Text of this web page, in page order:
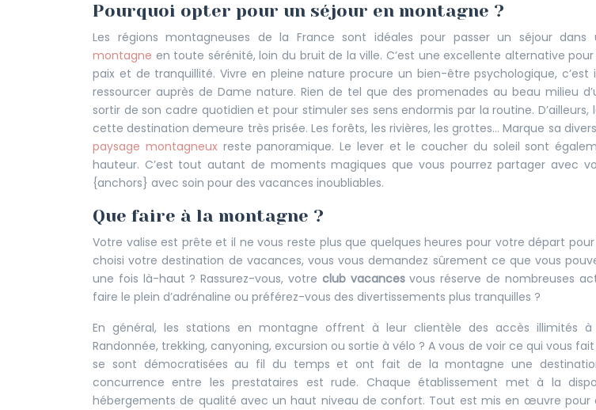
Pourquoi opter pour un séjour en montagne ?
Les régions montagneuses de la France sont idéales pour passer un séjour dans
montagne en toute sérénité, loin du bruit de la ville. C’est une excellente alternative
paix et de tranquillité. Vivre en pleine nature procure un bien-être psychologique, c’est
ressourcer auprès de Dame nature. Rien de tel que des promenades au beau milieu
sortir de son cadre quotidien et pour stimuler ses sens endormis par la routine.
cette destination demeure très prisée. Les forêts, les rivières, les grottes… Marque sa
paysage montagneuxreste panoramique. Le lever et le coucher du soleil sont
hauteur. C’est tout autant de moments magiques que vous pourrez partager avec
{anchors} avec soin pour des vacances inoubliables.
Que faire à la montagne ?
Votre valise est prête et il ne vous reste plus que quelques heures pour votre départ
choisi votre destination de vacances, vous vous demandez sûrement ce que vous
une fois là-haut ? Rassurez-vous, votre club vacancesvous réserve de nombreuses
faire le plein d’adrénaline ou préférez-vous des divertissements plus tranquilles ?
En général, les stations en montagne offrent à leur clientèle des accès illimités à
Randonnée, trekking, canyoning, excursion ou sortie à vélo ? A vous de voir ce qui vous
se sont démocratisées au fil du temps et ont fait de la montagne une
concurrence entre les prestataires est rude. Chaque établissement met à la
hébergements de qualité avec un haut niveau de confort. Tout est mis en œuvre pour